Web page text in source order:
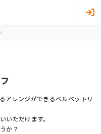
アレンジができるベルベットリ
いただけます。
か？